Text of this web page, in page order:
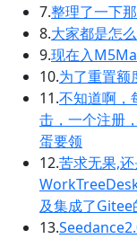
7.整理了一下
8.大家都是怎
9.现在入
10.为了重置额
11.不知道啊，
击，一个注册
蛋要领
12.苦求无果,
及集成了
13.